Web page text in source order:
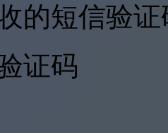
的短信验证
证码